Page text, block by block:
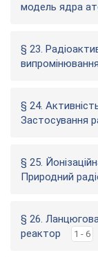
модель ядра
§ 23.
випромінювання
§ 24.
Застосування
§ 25.
Природний
§ 26.
реактор
1 - 6